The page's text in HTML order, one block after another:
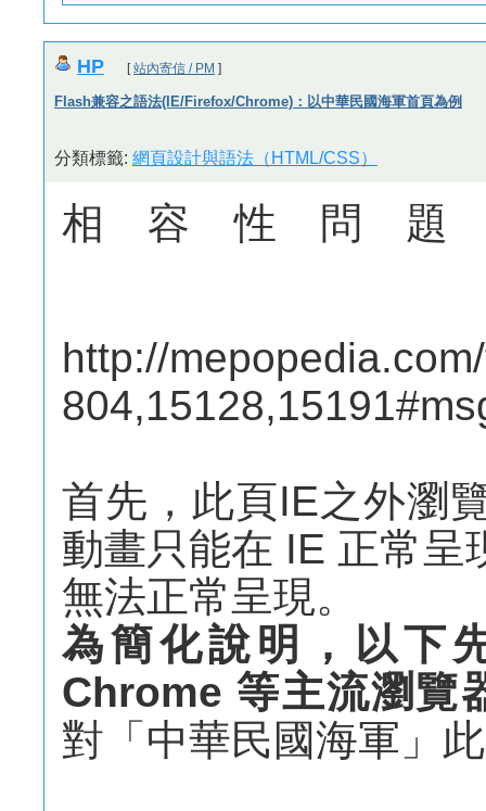
HP [站內寄信 / PM ]
Flash兼容之語法(IE/Firefox/Chrome)：以中華民國海軍首頁為例
分類標籤: 網頁設計與語法（HTML/CSS）
相容性問
http://
首先，此頁IE之外瀏
動畫只能在 IE 正常呈
無法正常呈現。
為簡化說明，以下
Chrome 等主流瀏覽
對「中華民國海軍」